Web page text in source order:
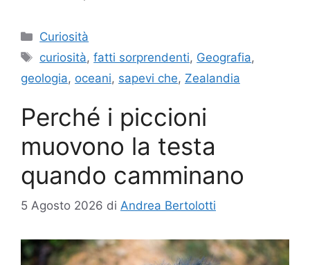
Categorie
Curiosità
Tag
curiosità,fatti sorprendenti, Geografia,
geologia, oceani, sapevi che, Zealandia
Perché i piccioni
muovono la testa
quando camminano
5 Agosto 2026 di Andrea Bertolotti